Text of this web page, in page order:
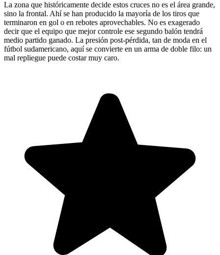
La zona que históricamente decide estos cruces no es el área grande,
sino la frontal. Ahí se han producido la mayoría de los tiros que
terminaron en gol o en rebotes aprovechables. No es exagerado
decir que el equipo que mejor controle ese segundo balón tendrá
medio partido ganado. La presión post-pérdida, tan de moda en el
fútbol sudamericano, aquí se convierte en un arma de doble filo: un
mal repliegue puede costar muy caro.